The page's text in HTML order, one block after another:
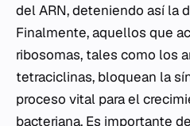
del ARN, deteniendo así la
Finalmente, aquellos que
ribosomas, tales como los
tetraciclinas, bloquean la
proceso vital para el
bacteriana. Es importante